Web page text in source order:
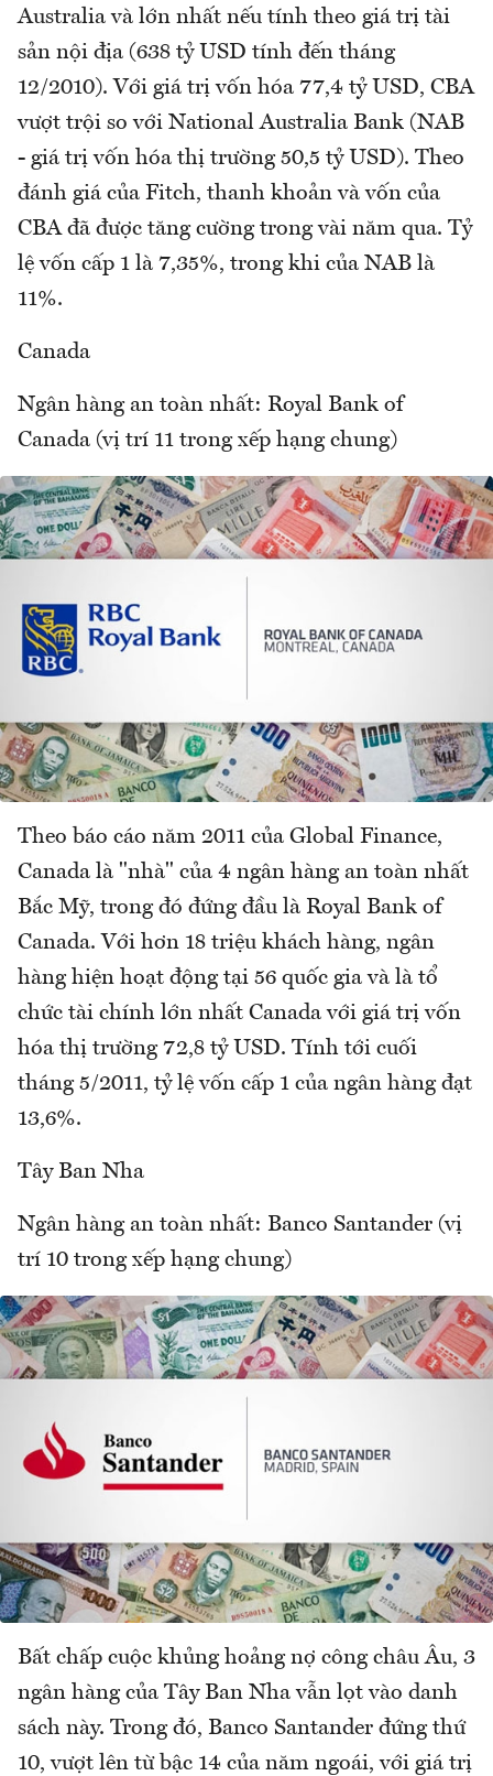
Australia và lớn nhất nếu tính theo giá trị tài
sản nội địa (638 tỷ USD tính đến tháng
12/2010). Với giá trị vốn hóa 77,4 tỷ USD, CBA
vượt trội so với National Australia Bank (NAB
- giá trị vốn hóa thị trường 50,5 tỷ USD). Theo
đánh giá của Fitch, thanh khoản và vốn của
CBA đã được tăng cường trong vài năm qua. Tỷ
lệ vốn cấp 1 là 7,35%, trong khi của NAB là
11%.
Canada
Ngân hàng an toàn nhất: Royal Bank of
Canada (vị trí 11 trong xếp hạng chung)
Theo báo cáo năm 2011 của Global Finance,
Canada là "nhà" của 4 ngân hàng an toàn nhất
Bắc Mỹ, trong đó đứng đầu là Royal Bank of
Canada. Với hơn 18 triệu khách hàng, ngân
hàng hiện hoạt động tại 56 quốc gia và là tổ
chức tài chính lớn nhất Canada với giá trị vốn
hóa thị trường 72,8 tỷ USD. Tính tới cuối
tháng 5/2011, tỷ lệ vốn cấp 1 của ngân hàng đạt
13,6%.
Tây Ban Nha
Ngân hàng an toàn nhất: Banco Santander (vị
trí 10 trong xếp hạng chung)
Bất chấp cuộc khủng hoảng nợ công châu Âu, 3
ngân hàng của Tây Ban Nha vẫn lọt vào danh
sách này. Trong đó, Banco Santander đứng thứ
10, vượt lên từ bậc 14 của năm ngoái, với giá trị